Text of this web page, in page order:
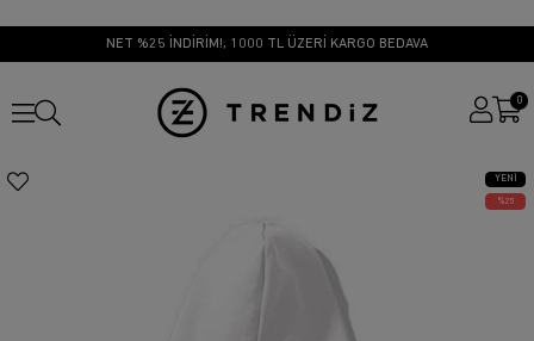
NET %25 İNDİRİM!, 1000 TL ÜZERİ KARGO BEDAVA
0
YENI
ÜRÜN
25